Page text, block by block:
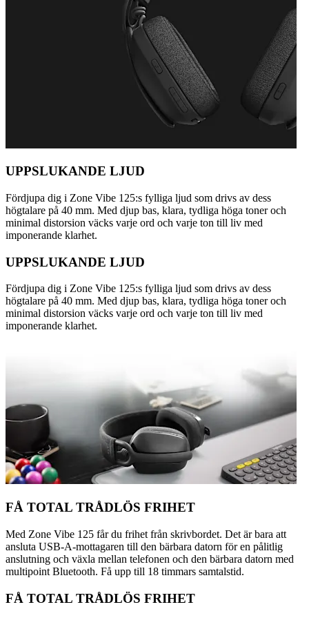
UPPSLUKANDE LJUD
Fördjupa dig i Zone Vibe 125:s fylliga ljud som drivs av dess
högtalare på 40 mm. Med djup bas, klara, tydliga höga toner och
minimal distorsion väcks varje ord och varje ton till liv med
imponerande klarhet.
UPPSLUKANDE LJUD
Fördjupa dig i Zone Vibe 125:s fylliga ljud som drivs av dess
högtalare på 40 mm. Med djup bas, klara, tydliga höga toner och
minimal distorsion väcks varje ord och varje ton till liv med
imponerande klarhet.
FÅ TOTAL TRÅDLÖS FRIHET
Med Zone Vibe 125 får du frihet från skrivbordet. Det är bara att
ansluta USB-A-mottagaren till den bärbara datorn för en pålitlig
anslutning och växla mellan telefonen och den bärbara datorn med
multipoint Bluetooth. Få upp till 18 timmars samtalstid.
FÅ TOTAL TRÅDLÖS FRIHET